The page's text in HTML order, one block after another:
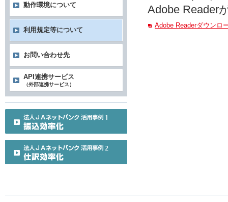
Adobe Reader
Adobe Readerダウンロ
動作環境について
利用規定等について
お問い合わせ先
API連携サービス
（外部連携サービス）